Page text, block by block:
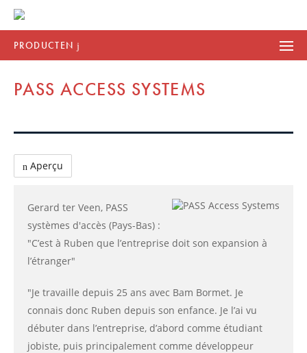
PRODUCTEN
PASS ACCESS SYSTEMS
Aperçu
Gerard ter Veen, PASS
systèmes d'accès (Pays-Bas) :
"C’est à Ruben que l’entreprise doit son expansion à
l’étranger"
"Je travaille depuis 25 ans avec Bam Bormet. Je
connais donc Ruben depuis son enfance. Je l’ai vu
débuter dans l’entreprise, d’abord comme étudiant
jobiste, puis principalement comme développeur